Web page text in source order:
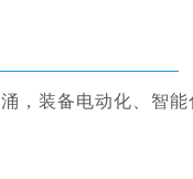
，装备电动化、智能